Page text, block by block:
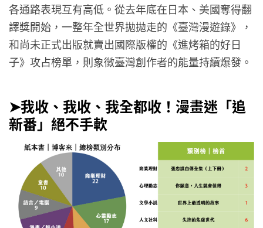
各通路表現互有高低。從去年底在日本、美國奪得翻
譯獎開始，一整年全世界拋拋走的《臺灣漫遊錄》，
和尚未正式出版就賣出國際版權的《進烤箱的好日
子》攻占榜單，則象徵臺灣創作者的能量持續爆發。
➤我收、我收、我全都收！漫畫迷「追
新番」絕不手軟